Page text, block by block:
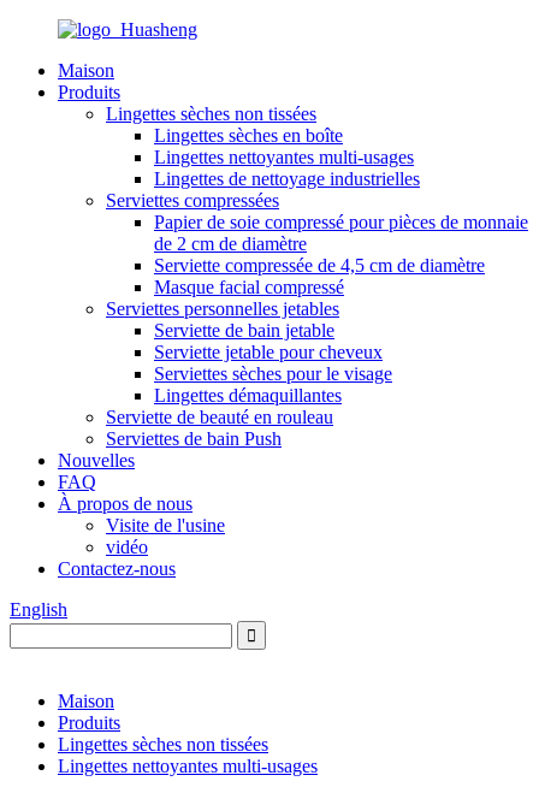
Maison
Produits
Lingettes sèches non tissées
Lingettes sèches en boîte
Lingettes nettoyantes multi-usages
Lingettes de nettoyage industrielles
Serviettes compressées
Papier de soie compressé pour pièces de monnaie
de 2 cm de diamètre
Serviette compressée de 4,5 cm de diamètre
Masque facial compressé
Serviettes personnelles jetables
Serviette de bain jetable
Serviette jetable pour cheveux
Serviettes sèches pour le visage
Lingettes démaquillantes
Serviette de beauté en rouleau
Serviettes de bain Push
Nouvelles
FAQ
À propos de nous
Visite de l'usine
vidéo
Contactez-nous
English
Maison
Produits
Lingettes sèches non tissées
Lingettes nettoyantes multi-usages